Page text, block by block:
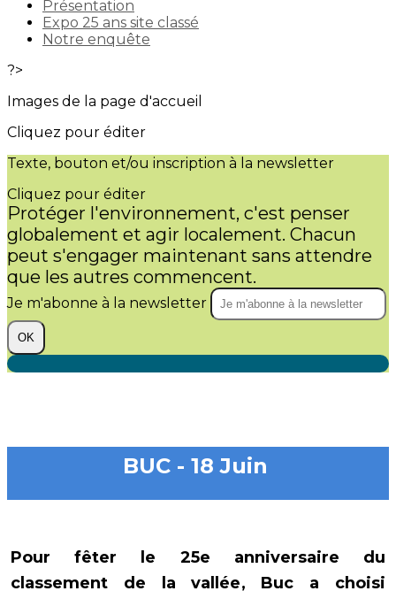
Présentation
Expo 25 ans site classé
Notre enquête
?>
Images de la page d'accueil
Cliquez pour éditer
Texte, bouton et/ou inscription à la newsletter
Cliquez pour éditer
Protéger l'environnement, c'est penser
globalement et agir localement. Chacun
peut s'engager maintenant sans attendre
que les autres commencent.
Je m'abonne à la newsletter
OK
BUC - 18 Juin
Pour fêter le 25e anniversaire du
classement de la vallée, Buc a choisi